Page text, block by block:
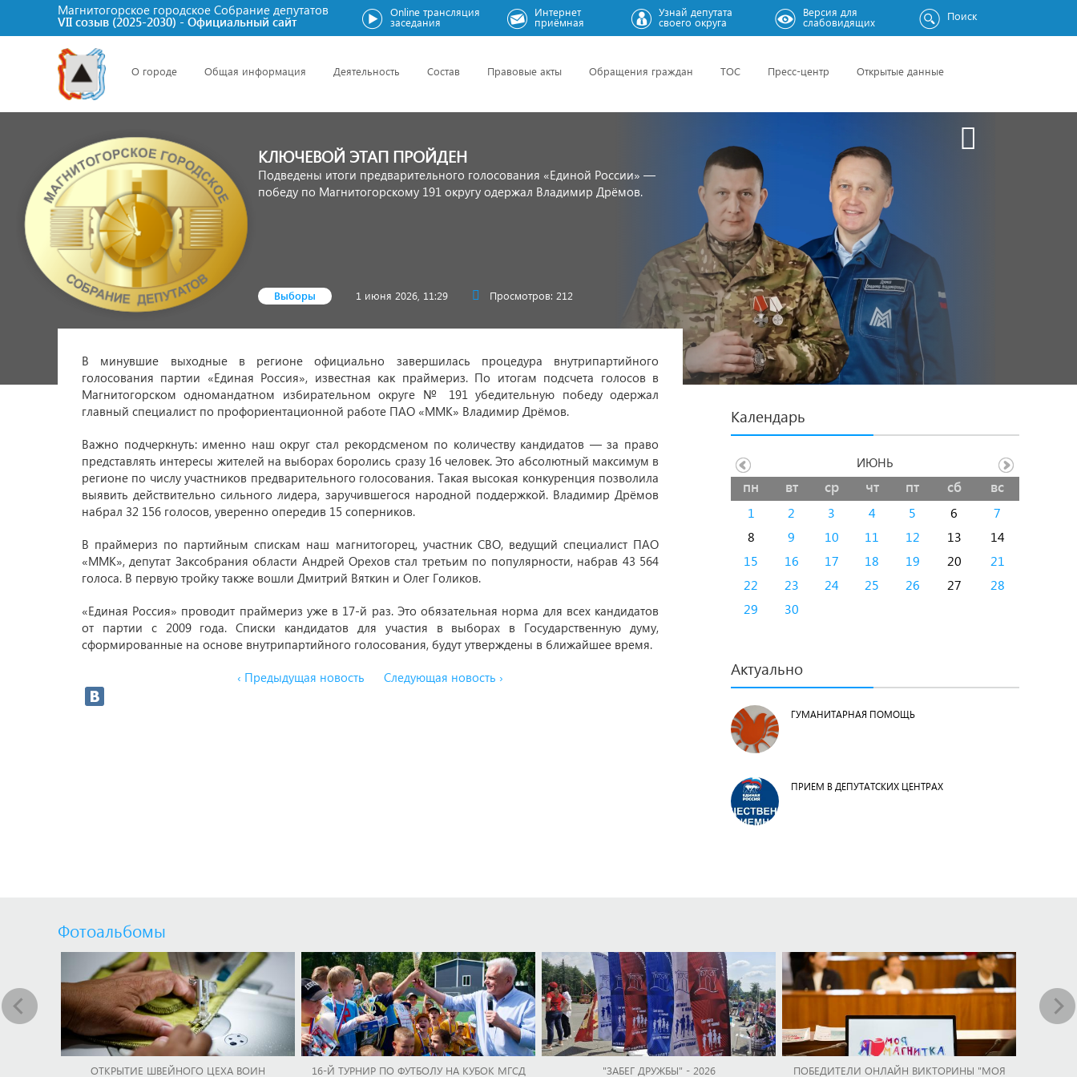
Магнитогорское городское Cобрание депутатов
VII созыв (2025-2030) - Официальный сайт
Online трансляция
заседания
Интернет
приёмная
Узнай депутата
своего округа
Версия для
слабовидящих Поиск
О городе Общая информация Деятельность Состав Правовые акты Обращения граждан ТОС Пресс-центр Открытые данные
КЛЮЧЕВОЙ ЭТАП ПРОЙДЕН
Подведены итоги предварительного голосования «Единой России» —
победу по Магнитогорскому 191 округу одержал Владимир Дрёмов.
Выборы 1 июня 2026, 11:29 Просмотров: 212
В минувшие выходные в регионе официально завершилась процедура внутрипартийного
голосования партии «Единая Россия», известная как праймериз. По итогам подсчета голосов в
Магнитогорском одномандатном избирательном округе № 191 убедительную победу одержал
главный специалист по профориентационной работе ПАО «ММК» Владимир Дрёмов.
Важно подчеркнуть: именно наш округ стал рекордсменом по количеству кандидатов — за право
представлять интересы жителей на выборах боролись сразу 16 человек. Это абсолютный максимум в
регионе по числу участников предварительного голосования. Такая высокая конкуренция позволила
выявить действительно сильного лидера, заручившегося народной поддержкой. Владимир Дрёмов
набрал 32 156 голосов, уверенно опередив 15 соперников.
В праймериз по партийным спискам наш магнитогорец, участник СВО, ведущий специалист ПАО
«ММК», депутат Заксобрания области Андрей Орехов стал третьим по популярности, набрав 43 564
голоса. В первую тройку также вошли Дмитрий Вяткин и Олег Голиков.
«Единая Россия» проводит праймериз уже в 17-й раз. Это обязательная норма для всех кандидатов
от партии с 2009 года. Списки кандидатов для участия в выборах в Государственную думу,
сформированные на основе внутрипартийного голосования, будут утверждены в ближайшее время.
‹ Предыдущая новость Следующая новость ›
Календарь
пн вт ср чт пт сб вс
1 2 3 4 5 6
7
8
9 10 11 12 13
14
15
16 17 18 19 20
21
22
23 24 25 26 27
28
29
30
ИЮНЬ
Актуально
ГУМАНИТАРНАЯ ПОМОЩЬ
ПРИЕМ В ДЕПУТАТСКИХ ЦЕНТРАХ
Фотоальбомы
ОТКРЫТИЕ ШВЕЙНОГО ЦЕХА ВОИН 16-Й ТУРНИР ПО ФУТБОЛУ НА КУБОК МГСД "ЗАБЕГ ДРУЖБЫ" - 2026
ПОБЕДИТЕЛИ ОНЛАЙН ВИКТОРИНЫ "МОЯ